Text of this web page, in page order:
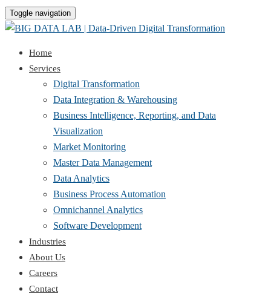
Toggle navigation
Home
Services
Digital Transformation
Data Integration & Warehousing
Business Intelligence, Reporting, and Data
Visualization
Market Monitoring
Master Data Management
Data Analytics
Business Process Automation
Omnichannel Analytics
Software Development
Industries
About Us
Careers
Contact